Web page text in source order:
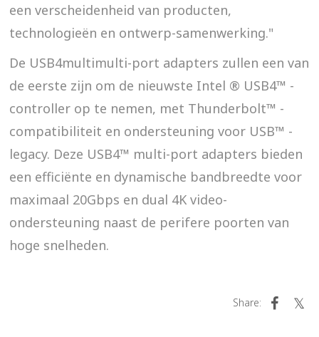
een verscheidenheid van producten,
technologieën en ontwerp-samenwerking."
De USB4multimulti-port adapters zullen een van
de eerste zijn om de nieuwste Intel ® USB4™ -
controller op te nemen, met Thunderbolt™ -
compatibiliteit en ondersteuning voor USB™ -
legacy. Deze USB4™ multi-port adapters bieden
een efficiënte en dynamische bandbreedte voor
maximaal 20Gbps en dual 4K video-
ondersteuning naast de perifere poorten van
hoge snelheden.
Share: